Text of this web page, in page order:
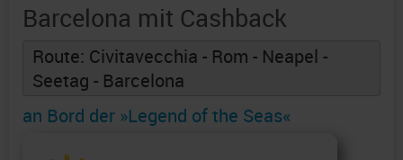
Barcelona mit Cashback
Route: Civitavecchia - Rom - Neapel -
Seetag - Barcelona
an Bord der »Legend of the Seas«